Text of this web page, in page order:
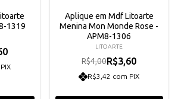
1319
Aplique em Mdf Litoarte
Menina Mon Monde Rose -
APM8-1306
LITOARTE
R$4,00R$3,60
R$3,42 com PIX